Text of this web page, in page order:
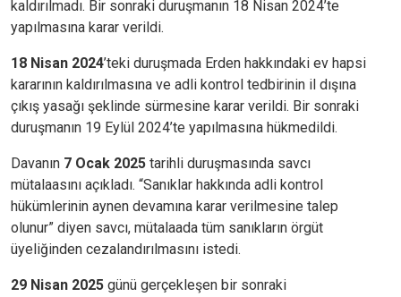
kaldırılmadı. Bir sonraki duruşmanın 18 Nisan 2024’te
yapılmasına karar verildi.
18 Nisan 2024’teki duruşmada Erden hakkındaki ev hapsi
kararının kaldırılmasına ve adli kontrol tedbirinin il dışına
çıkış yasağı şeklinde sürmesine karar verildi. Bir sonraki
duruşmanın 19 Eylül 2024’te yapılmasına hükmedildi.
Davanın 7 Ocak 2025 tarihli duruşmasında savcı
mütalaasını açıkladı. “Sanıklar hakkında adli kontrol
hükümlerinin aynen devamına karar verilmesine talep
olunur” diyen savcı, mütalaada tüm sanıkların örgüt
üyeliğinden cezalandırılmasını istedi.
29 Nisan 2025 günü gerçekleşen bir sonraki